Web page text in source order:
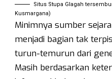
Situs Stupa Glagah
Kusmargana)
Minimnya sumber
menjadi bagian tak
turun-temurun dari
Masih berdasarkan